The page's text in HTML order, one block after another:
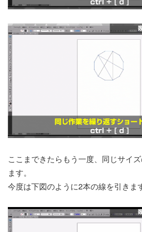
ここまできたらもう一度、同じサイ
ます。
今度は下図のように2本の線を引きま